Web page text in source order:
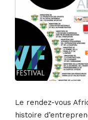
Le rendez-vous
histoire